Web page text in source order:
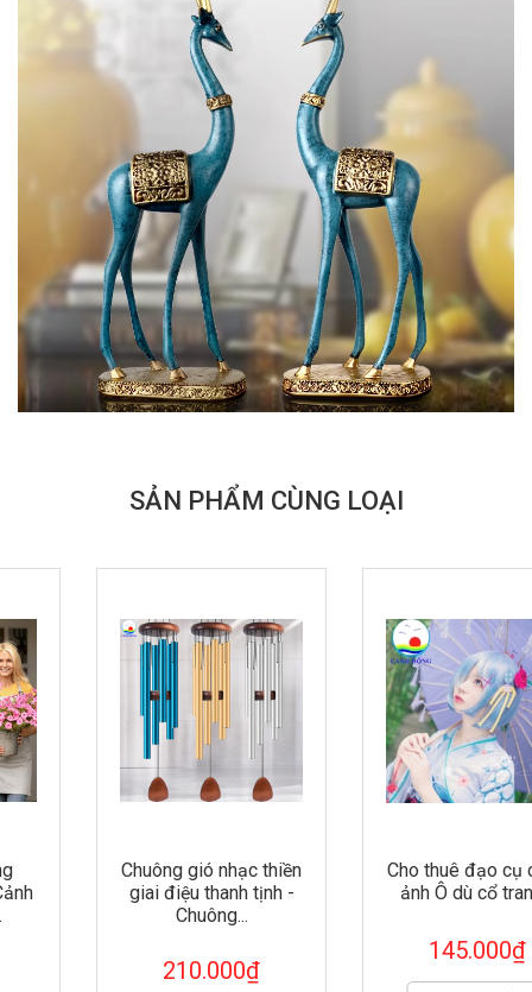
SẢN PHẨM CÙNG LOẠI
Chuông gió nhạc thiền
giai điệu thanh tịnh -
210.000₫
Cho thuê đạo cụ chụp
ảnh Ô dù cổ trang...
145.000₫